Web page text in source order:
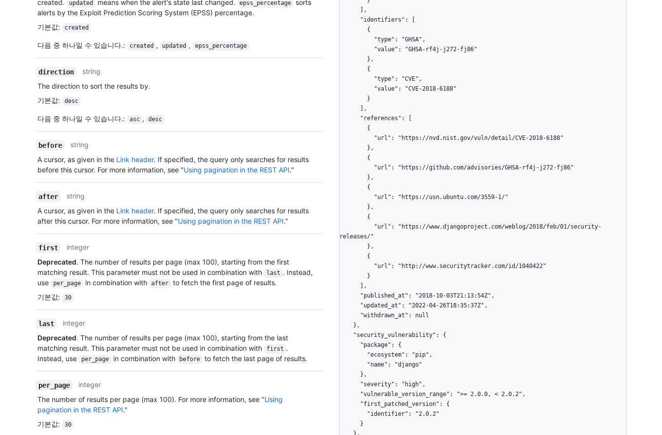
created.
updated means when the alert's state last changed. epss_percentage
sorts
alerts by the Exploit Prediction Scoring System (EPSS) percentage.
기본값: created
다음 중 하나일 수 있습니다.: created , updated , epss_percentage
direction
string
The direction to sort the results by.
기본값: desc
다음 중 하나일 수 있습니다.: asc , desc
before
string
A cursor, as given in the Link header. If specified, the query only searches for results
before this cursor. For more information, see "Using pagination in the REST API."
after
string
A cursor, as given in the Link header. If specified, the query only searches for results
after this cursor. For more information, see "Using pagination in the REST API."
first
integer
Deprecated. The number of results per page (max 100), starting from the first
matching result. This parameter must not be used in combination with
last . Instead,
use
per_page in combination with after
to fetch the first page of results.
기본값: 30
last
integer
Deprecated. The number of results per page (max 100), starting from the last
matching result. This parameter must not be used in combination with
first .
Instead, use
per_page in combination with before to fetch the last page of results.
per_page
integer
The number of results per page (max 100). For more information, see "Using
pagination in the REST API."
기본값: 30